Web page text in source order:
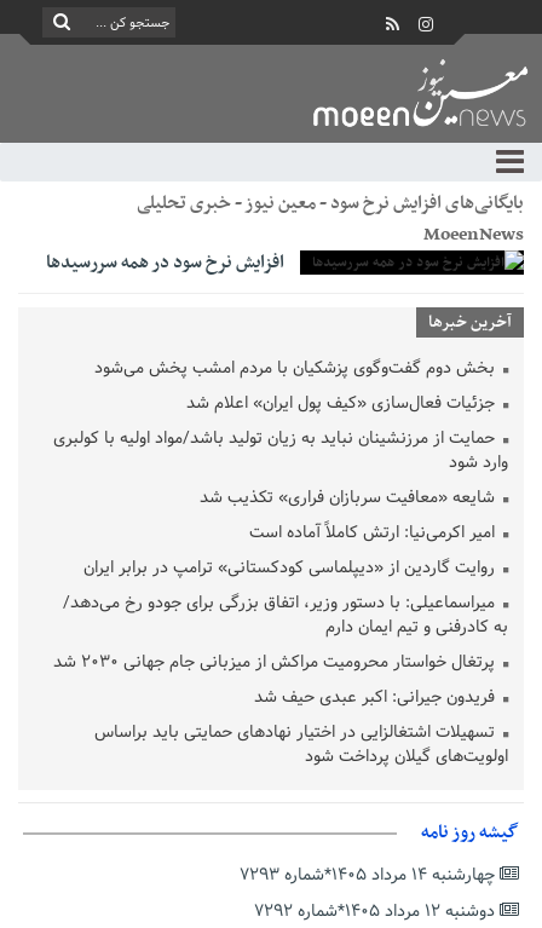
بایگانی‌های افزایش نرخ سود - معین نیوز - خبری تحلیلی
MoeenNews
افزایش نرخ سود در همه سررسیدها
آخرین خبرها
بخش دوم گفت‌وگوی پزشکیان با مردم امشب پخش می‌شود
جزئیات فعال‌سازی «کیف پول ایران» اعلام شد
حمایت از مرزنشینان نباید به زیان تولید باشد/مواد اولیه با کولبری
وارد شود
شایعه «معافیت سربازان فراری» تکذیب شد
امیر اکرمی‌نیا: ارتش کاملاً آماده است
روایت گاردین از «دیپلماسی کودکستانی» ترامپ در برابر ایران
میراسماعیلی: با دستور وزیر، اتفاق بزرگی برای جودو رخ می‌دهد/
به کادرفنی و تیم ایمان دارم
پرتغال خواستار محرومیت مراکش از میزبانی جام جهانی ۲۰۳۰ شد
فریدون جیرانی: اکبر عبدی حیف شد
تسهیلات اشتغالزایی در اختیار نهادهای حمایتی باید براساس
اولویت‌های گیلان پرداخت شود
دفتر رهبر انقلاب: مطالب خارج از مراجع رسمی فاقد سندیت است
بقائی: فضای مذاکرات فنی و سیاسی ایران و عمان درباره تنگه هرمز،
مثبت است
گیشه روز نامه
چهارشنبه ۱۴ مرداد ۱۴۰۵*شماره ۷۲۹۳
دوشنبه ۱۲ مرداد ۱۴۰۵*شماره ۷۲۹۲